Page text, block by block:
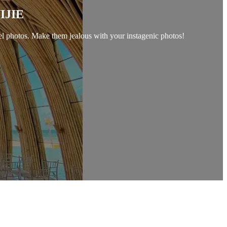
photos. Make them jealous with your instagenic photos!